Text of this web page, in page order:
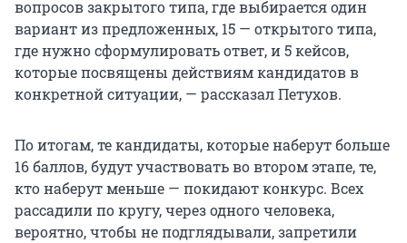
вопросов закрытого типа, где выбирается один
вариант из предложенных, 15 — открытого типа,
где нужно сформулировать ответ, и 5 кейсов,
которые посвящены действиям кандидатов в
конкретной ситуации, — рассказал Петухов.
По итогам, те кандидаты, которые наберут больше
16 баллов, будут участвовать во втором этапе, те,
кто наберут меньше — покидают конкурс. Всех
рассадили по кругу, через одного человека,
вероятно, чтобы не подглядывали, запретили